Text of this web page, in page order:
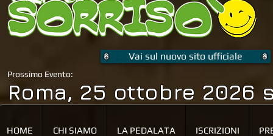
Prossimo Evento:
Vai sul nuovo sito ufficiale
Roma, 25 ottobre 2026
HOME CHI SIAMO LA PEDALATA ISCRIZIONI